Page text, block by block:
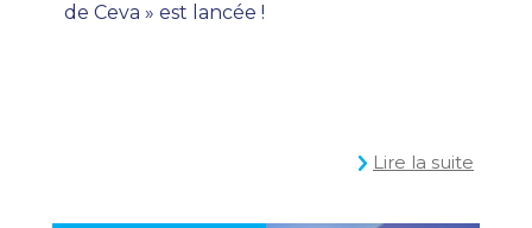
de Ceva » est lancée !
Lire la suite